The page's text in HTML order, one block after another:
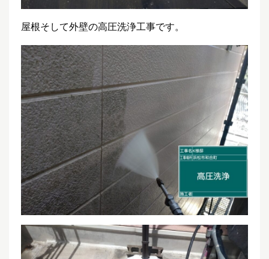
屋根そして外壁の高圧洗浄工事です。